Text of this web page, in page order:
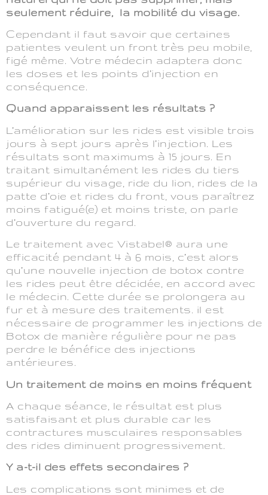
seulement réduire, la mobilité du visage.
Cependant il faut savoir que certaines
patientes veulent un front très peu mobile,
figé même. Votre médecin adaptera donc
les doses et les points d’injection en
conséquence.
Quand apparaissent les résultats ?
L’amélioration sur les rides est visible trois
jours à sept jours après l’injection. Les
résultats sont maximums à 15 jours. En
traitant simultanément les rides du tiers
supérieur du visage, ride du lion, rides de la
patte d’oie et rides du front, vous paraîtrez
moins fatigué(e) et moins triste, on parle
d’ouverture du regard.
Le traitement avec Vistabel® aura une
efficacité pendant 4 à 6 mois, c’est alors
qu’une nouvelle injection de botox contre
les rides peut être décidée, en accord avec
le médecin. Cette durée se prolongera au
fur et à mesure des traitements. il est
nécessaire de programmer les injections de
Botox de manière régulière pour ne pas
perdre le bénéfice des injections
antérieures.
Un traitement de moins en moins fréquent
A chaque séance, le résultat est plus
satisfaisant et plus durable car les
contractures musculaires responsables
des rides diminuent progressivement.
Y a-t-il des effets secondaires ?
Les complications sont minimes et de